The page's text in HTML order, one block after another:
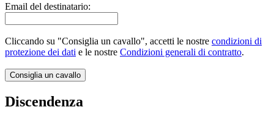
Email del destinatario:
Cliccando su "Consiglia un cavallo", accetti le nostre condizioni di
protezione dei dati e le nostre Condizioni generali di contratto.
Discendenza